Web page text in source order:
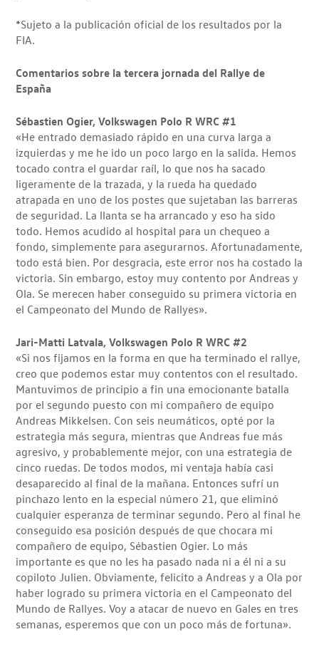
*Sujeto a la publicación oficial de los resultados por la
FIA.
Comentarios sobre la tercera jornada del Rallye de
España
Sébastien Ogier, Volkswagen Polo R WRC #1
«He entrado demasiado rápido en una curva larga a
izquierdas y me he ido un poco largo en la salida. Hemos
tocado contra el guardar raíl, lo que nos ha sacado
ligeramente de la trazada, y la rueda ha quedado
atrapada en uno de los postes que sujetaban las barreras
de seguridad. La llanta se ha arrancado y eso ha sido
todo. Hemos acudido al hospital para un chequeo a
fondo, simplemente para asegurarnos. Afortunadamente,
todo está bien. Por desgracia, este error nos ha costado la
victoria. Sin embargo, estoy muy contento por Andreas y
Ola. Se merecen haber conseguido su primera victoria en
el Campeonato del Mundo de Rallyes».
Jari-Matti Latvala, Volkswagen Polo R WRC #2
«Si nos fijamos en la forma en que ha terminado el rallye,
creo que podemos estar muy contentos con el resultado.
Mantuvimos de principio a fin una emocionante batalla
por el segundo puesto con mi compañero de equipo
Andreas Mikkelsen. Con seis neumáticos, opté por la
estrategia más segura, mientras que Andreas fue más
agresivo, y probablemente mejor, con una estrategia de
cinco ruedas. De todos modos, mi ventaja había casi
desaparecido al final de la mañana. Entonces sufrí un
pinchazo lento en la especial número 21, que eliminó
cualquier esperanza de terminar segundo. Pero al final he
conseguido esa posición después de que chocara mi
compañero de equipo, Sébastien Ogier. Lo más
importante es que no les ha pasado nada ni a él ni a su
copiloto Julien. Obviamente, felicito a Andreas y a Ola por
haber logrado su primera victoria en el Campeonato del
Mundo de Rallyes. Voy a atacar de nuevo en Gales en tres
semanas, esperemos que con un poco más de fortuna».